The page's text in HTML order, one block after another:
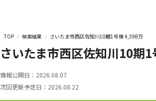
TOP
検索結果 さいたま市西区佐知川10期1号棟 4,598万
さいたま市西区佐知川10期
情報公開日： 2026.08.07
次回更新予定日： 2026.08.22